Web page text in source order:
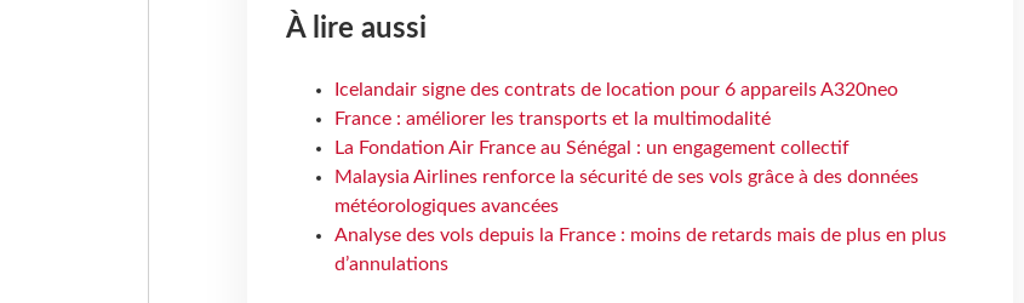
À lire aussi
Icelandair signe des contrats de location pour 6 appareils A320neo
France : améliorer les transports et la multimodalité
La Fondation Air France au Sénégal : un engagement collectif
Malaysia Airlines renforce la sécurité de ses vols grâce à des données
météorologiques avancées
Analyse des vols depuis la France : moins de retards mais de plus en plus
d’annulations